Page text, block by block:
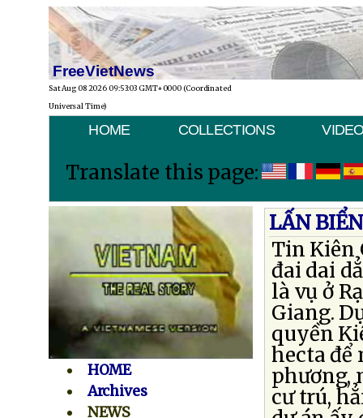
FreeVietNews
Sat Aug 08 2026 09:53:03 GMT+0000 (Coordinated
Universal Time)
HOME COLLECTIONS
Translate this page:
HOME
Archives
NEWS
LẤN
Tin Kiên
đai dai
là vụ ở
Giang.
quyền
hecta để
phương,
cư trú,